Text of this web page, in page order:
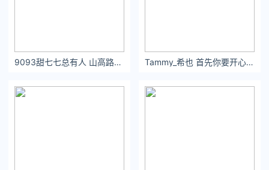
如果呆到八点，可能还练会儿帕梅拉。
她：哎呀，七点半了，我对象来接我，我得走了
9093甜七七总有人 山高路远 为你而来 ​​​​ Tammy_希也 首先你要开心，其次都是其次